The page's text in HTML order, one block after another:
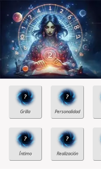
? ?
? ?